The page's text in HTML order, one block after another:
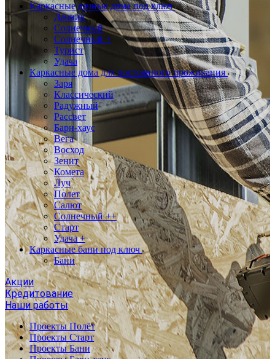
Каркасные дачные дома под ключ
Дачник
Солнечный
Солнечный +
Турист
Удача
Каркасные дома для постоянного проживания
Заря
Классический
Радужный
Рассвет
Барн-хаус
Вега
Восход
Зенит
Комета
Луч
Полет
Салют
Солнечный ++
Старт
Удача +
Каркасные бани под ключ
Бани
Акции
Кредитование
Наши работы
Проекты Полёт
Проекты Старт
Проекты Бани